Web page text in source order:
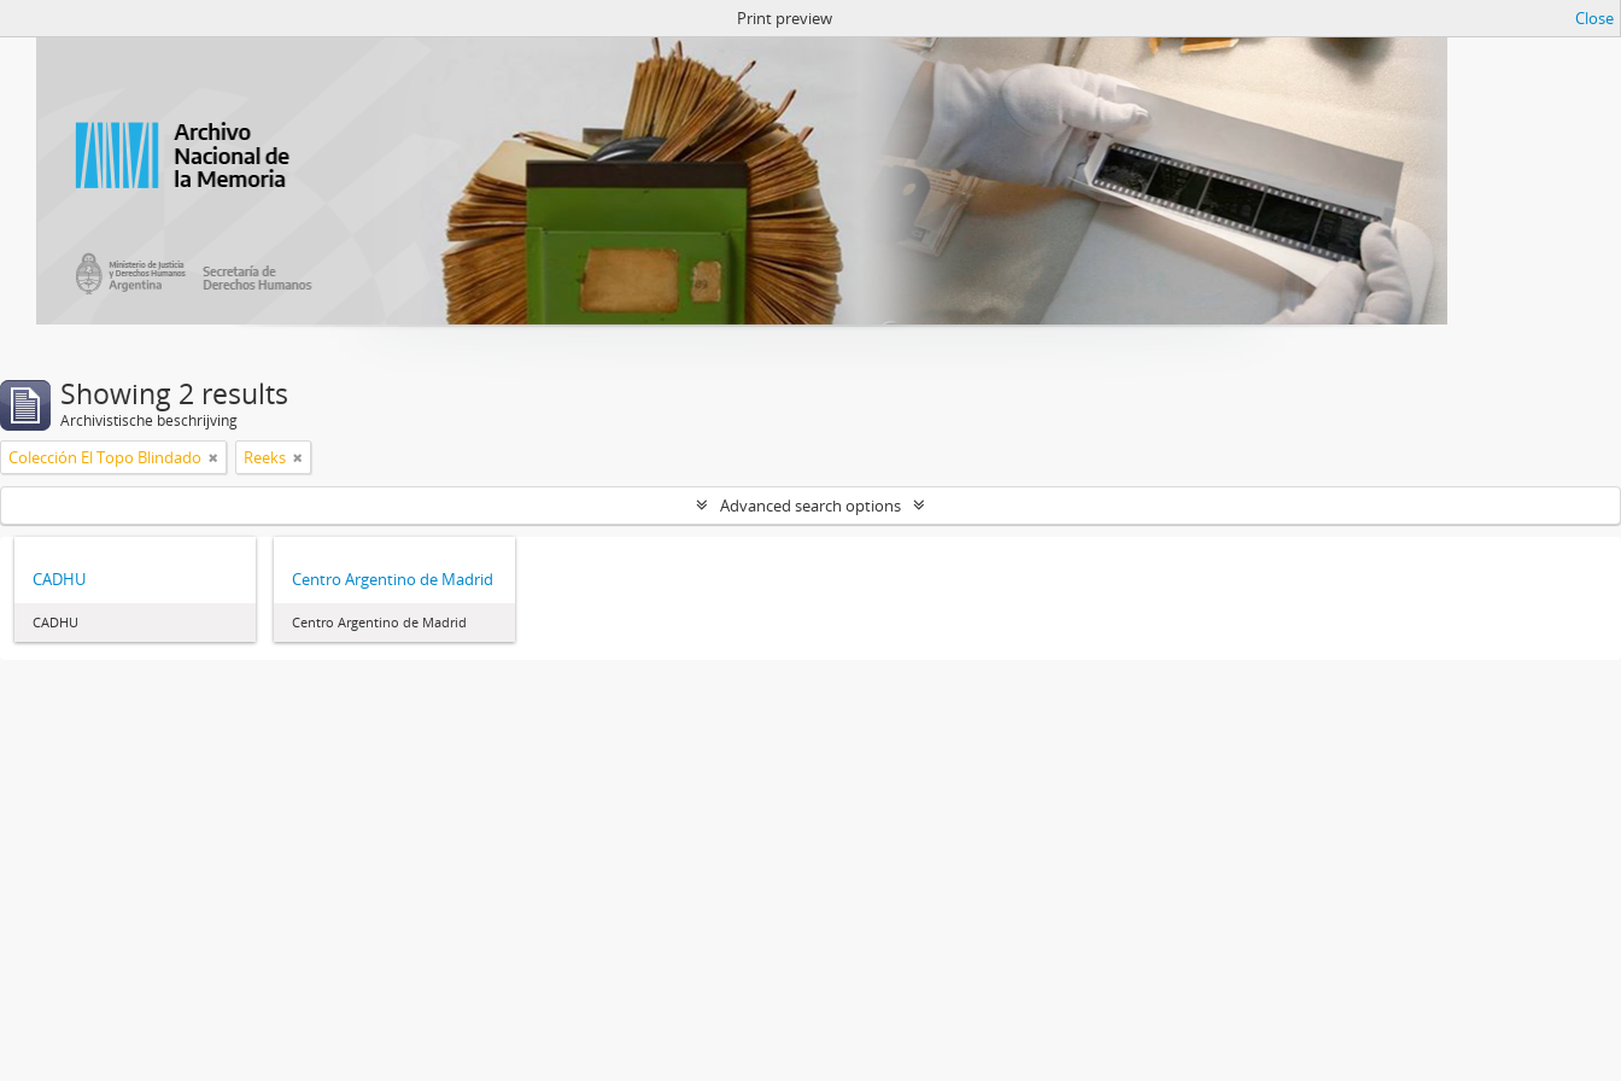
Print preview Close
Showing 2 results
Archivistische beschrijving
Colección El Topo Blindado Reeks
Advanced search options
CADHU
CADHU
Centro Argentino de Madrid
Centro Argentino de Madrid